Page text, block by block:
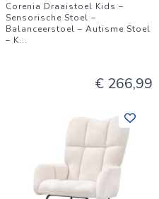
Corenia Draaistoel Kids –
Sensorische Stoel –
Balanceerstoel – Autisme Stoel
– K...
€ 266,99